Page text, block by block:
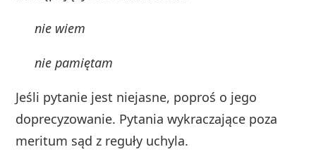
nie wiem
nie pamiętam
Jeśli pytanie jest niejasne, poproś o jego
doprecyzowanie. Pytania wykraczające poza
meritum sąd z reguły uchyla.